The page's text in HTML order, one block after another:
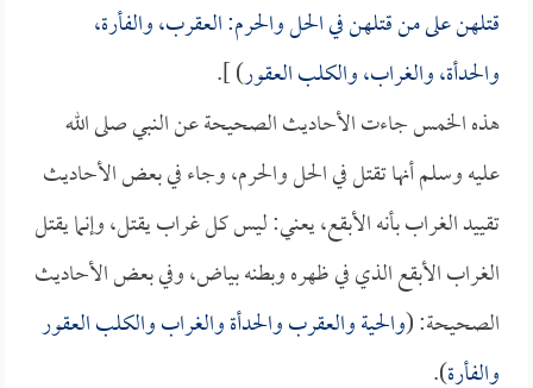
قتلهن على من قتلهن في الحل والحرم: العقرب، والفأرة،
والحدأة، والغراب، والكلب العقور) ].
هذه الخمس جاءت الأحاديث الصحيحة عن النبي صلى الله
عليه وسلم أنها تقتل في الحل والحرم، وجاء في بعض الأحاديث
تقييد الغراب بأنه الأبقع، يعني: ليس كل غراب يقتل، وإنما يقتل
الغراب الأبقع الذي في ظهره وبطنه بياض، وفي بعض الأحاديث
الصحيحة: (والحية والعقرب والحدأة والغراب والكلب العقور
والفأرة).